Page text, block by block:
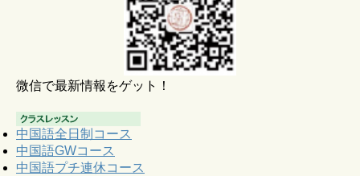
微信で最新情報をゲット！
中国語全日制コース
中国語GWコース
中国語プチ連休コース